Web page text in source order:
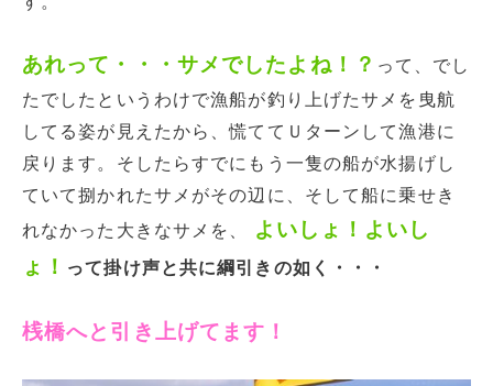
あれって・・・サメでしたよね！？ って、でし
たでしたというわけで漁船が釣り上げたサメを曳航
してる姿が見えたから、慌ててＵターンして漁港に
戻ります。そしたらすでにもう一隻の船が水揚げし
ていて捌かれたサメがその辺に、そして船に乗せき
れなかった大きなサメを、
よいしょ！よいし
ょ！ って掛け声と共に綱引きの如く・・・
桟橋へと引き上げてます！